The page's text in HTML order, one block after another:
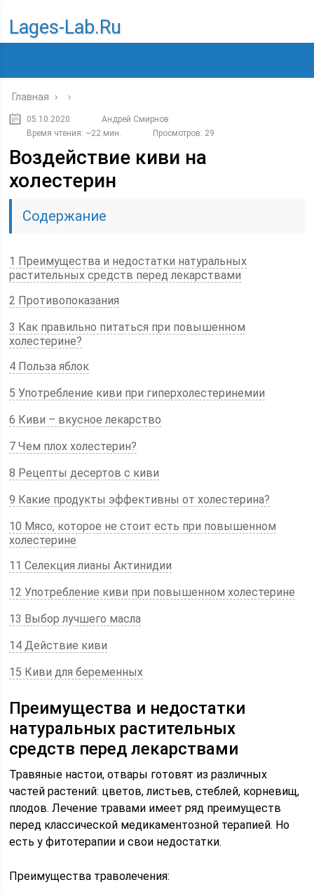
Lages-Lab.ru
Главная › ›
05.10.2020
Андрей Смирнов
Время чтения: ~22 мин.
Просмотров: 29
Воздействие киви на
холестерин
Содержание
1 Преимущества и недостатки натуральных
растительных средств перед лекарствами
2 Противопоказания
3 Как правильно питаться при повышенном
холестерине?
4 Польза яблок
5 Употребление киви при гиперхолестеринемии
6 Киви – вкусное лекарство
7 Чем плох холестерин?
8 Рецепты десертов с киви
9 Какие продукты эффективны от холестерина?
10 Мясо, которое не стоит есть при повышенном
холестерине
11 Селекция лианы Актинидии
12 Употребление киви при повышенном холестерине
13 Выбор лучшего масла
14 Действие киви
15 Киви для беременных
Преимущества и недостатки
натуральных растительных
средств перед лекарствами
Травяные настои, отвары готовят из различных
частей растений: цветов, листьев, стеблей, корневищ,
плодов. Лечение травами имеет ряд преимуществ
перед классической медикаментозной терапией. Но
есть у фитотерапии и свои недостатки.
Преимущества траволечения: